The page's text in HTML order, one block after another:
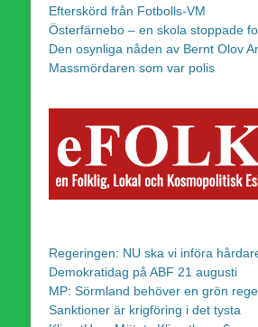
Efterskörd från Fotbolls-VM
Österfärnebo – en skola stoppade
Den osynliga nåden av Bernt Olov
Massmördaren som var polis
Regeringen: NU ska vi införa
Demokratidag på ABF 21 augusti
MP: Sörmland behöver en grön
Sanktioner är krigföring i det tysta